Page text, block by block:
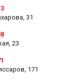
31
23
171